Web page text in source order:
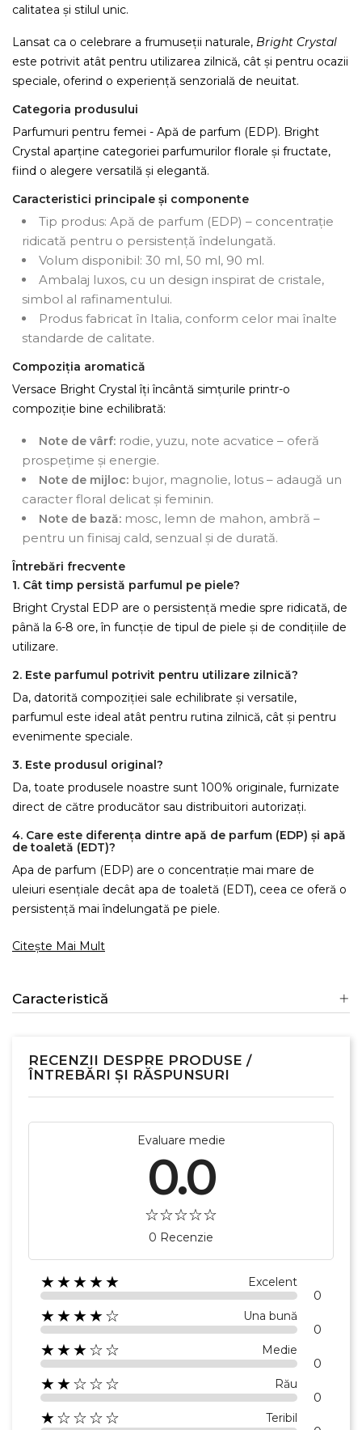
calitatea și stilul unic.
Lansat ca o celebrare a frumuseții naturale, Bright Crystal
este potrivit atât pentru utilizarea zilnică, cât și pentru ocazii
speciale, oferind o experiență senzorială de neuitat.
Categoria produsului
Parfumuri pentru femei - Apă de parfum (EDP). Bright
Crystal aparține categoriei parfumurilor florale și fructate,
fiind o alegere versatilă și elegantă.
Caracteristici principale și componente
Tip produs: Apă de parfum (EDP) – concentrație
ridicată pentru o persistență îndelungată.
Volum disponibil: 30 ml, 50 ml, 90 ml.
Ambalaj luxos, cu un design inspirat de cristale,
simbol al rafinamentului.
Produs fabricat în Italia, conform celor mai înalte
standarde de calitate.
Compoziția aromatică
Versace Bright Crystal îți încântă simțurile printr-o
compoziție bine echilibrată:
Note de vârf: rodie, yuzu, note acvatice – oferă
prospețime și energie.
Note de mijloc: bujor, magnolie, lotus – adaugă un
caracter floral delicat și feminin.
Note de bază: mosc, lemn de mahon, ambră –
pentru un finisaj cald, senzual și de durată.
Întrebări frecvente
1. Cât timp persistă parfumul pe piele?
Bright Crystal EDP are o persistență medie spre ridicată, de
până la 6-8 ore, în funcție de tipul de piele și de condițiile de
utilizare.
2. Este parfumul potrivit pentru utilizare zilnică?
Da, datorită compoziției sale echilibrate și versatile,
parfumul este ideal atât pentru rutina zilnică, cât și pentru
evenimente speciale.
3. Este produsul original?
Da, toate produsele noastre sunt 100% originale, furnizate
direct de către producător sau distribuitori autorizați.
4. Care este diferența dintre apă de parfum (EDP) și apă
de toaletă (EDT)?
Apa de parfum (EDP) are o concentrație mai mare de
uleiuri esențiale decât apa de toaletă (EDT), ceea ce oferă o
persistență mai îndelungată pe piele.
Citește Mai Mult
Caracteristică
RECENZII DESPRE PRODUSE /
ÎNTREBĂRI ȘI RĂSPUNSURI
Evaluare medie
0.0
0 Recenzie
★★★★★ Excelent
0
★★★★☆ Una bună
0
★★★☆☆ Medie
0
★★☆☆☆ Rău
0
★☆☆☆☆ Teribil